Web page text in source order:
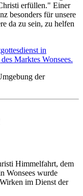
erfüllen." Einer
besonders für unsere
da zu sein, zu helfen
in
Marktes Wonsees.
der
Himmelfahrt, dem
Wonsees wurde
im Dienst der